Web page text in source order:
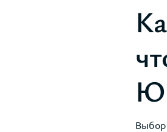
Выбор